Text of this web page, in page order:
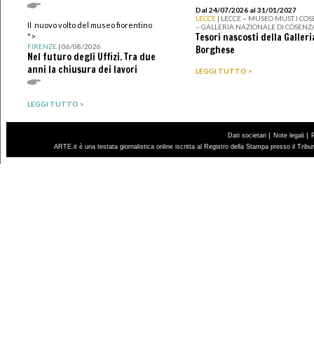
Il nuovo volto del museo fiorentino
">
FIRENZE| 06/08/2026
Nel futuro degli Uffizi. Tra due
anni la chiusura dei lavori
LEGGI TUTTO >
Dal 24/07/2026 al 31/01/2027
LECCE | LECCE – MUSEO MUST I
– GALLERIA NAZIONALE DI
Tesori nascosti della
Borghese
LEGGI TUTTO >
Dati societari | Note legali |
ARTE.it è una testata giornalistica online iscritta al Registro della Stampa presso il